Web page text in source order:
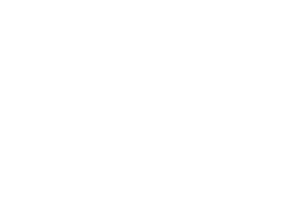
Wee-kend